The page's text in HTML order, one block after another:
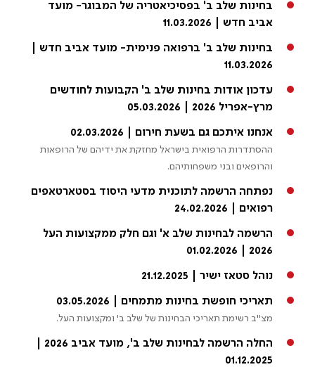
בחינות שלב ב' בפסיכיאטריה של המבוגר- מועד
אביב חדש | 11.03.2026
בחינות שלב ב' ברפואה פנימית- מועד אביב חדש |
11.03.2026
עדכון אודות בחינות שלב ב' הקבועות לחודשים
מרץ-אפריל 2026 | 05.03.2026
אנחנו איתכם גם בשעת חירום | 02.03.2026
ההסתדרות הרפואית בישראל מחזקת את ידיהם של הרופאות
והרופאים ובני משפחותיהם.
נפתחה הרשמה לתוכנית מדעי היסוד בסטארטאפים
רפואים | 24.02.2026
הרשמה לבחינות שלב א' וגם חלק ממקצועות העל
2026 | 01.02.2026
נוהל סטאז ישיר | 21.12.2025
תאריכי חופשת בחינות מתמחים | 03.05.2026
מצ"ב רשימת תאריכי הבחינות של שלב ב' ומקצועות העל.
01.12.2025